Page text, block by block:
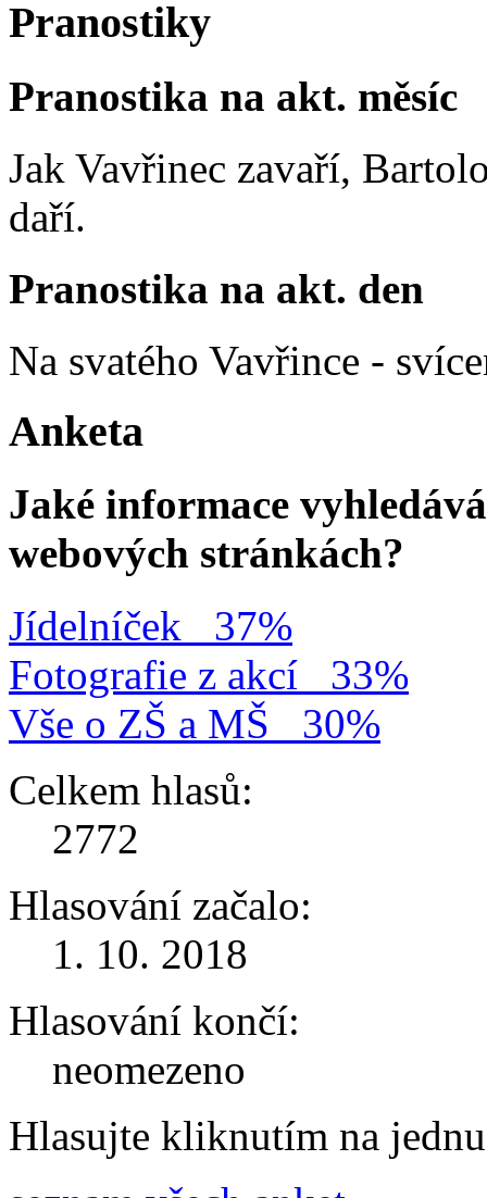
Pranostiky
Pranostika na akt. měsíc
Jak Vavřinec zavaří,
daří.
Pranostika na akt. den
Na svatého Vavřince -
Anketa
Jaké informace
webových stránkách?
Jídelníček
37%
Fotografie z akcí
33%
Vše o ZŠ a MŠ
30%
Celkem hlasů:
2772
Hlasování začalo:
1. 10. 2018
Hlasování končí:
neomezeno
Hlasujte kliknutím na